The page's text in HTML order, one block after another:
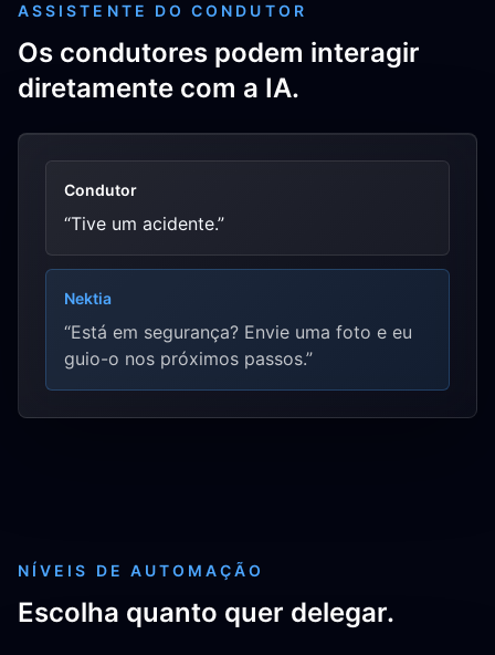
ASSISTENTE DO CONDUTOR
Os condutores podem interagir
diretamente com a IA.
Condutor
“Tive um acidente.”
Nektia
“Está em segurança? Envie uma foto e eu
guio-o nos próximos passos.”
NÍVEIS DE AUTOMAÇÃO
Escolha quanto quer delegar.